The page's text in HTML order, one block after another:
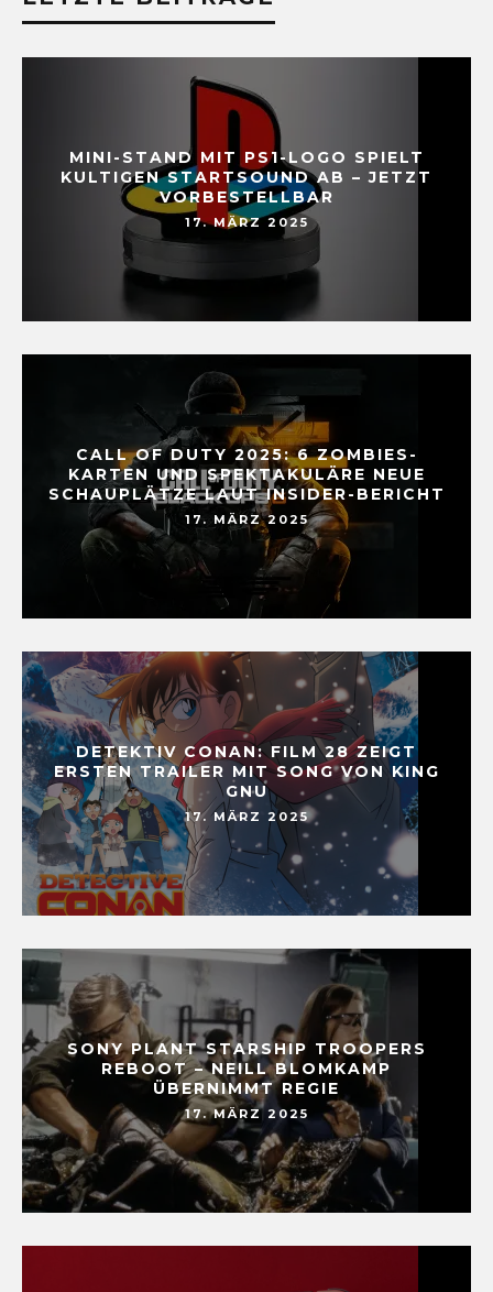
MINI-STAND MIT PS1-LOGO SPIELT
KULTIGEN STARTSOUND AB – JETZT
VORBESTELLBAR
17. MÄRZ 2025
CALL OF DUTY 2025: 6 ZOMBIES-
KARTEN UND SPEKTAKULÄRE NEUE
SCHAUPLÄTZE LAUT INSIDER-BERICHT
17. MÄRZ 2025
DETEKTIV CONAN: FILM 28 ZEIGT
ERSTEN TRAILER MIT SONG VON KING
GNU
17. MÄRZ 2025
SONY PLANT STARSHIP TROOPERS
REBOOT – NEILL BLOMKAMP
ÜBERNIMMT REGIE
17. MÄRZ 2025